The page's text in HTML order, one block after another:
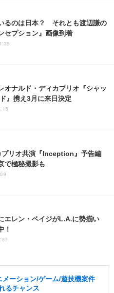
るのは日本？ それとも渡辺謙の
セプション』画像到着
ナルド・ディカプリオ『シャッ
』携え3月に来日決定
プリオ共演『Inception』予告編
極秘撮影も
エレン・ペイジがL.A.に勢揃い
！
ーション/ゲーム/遊技機案件
るチャンス